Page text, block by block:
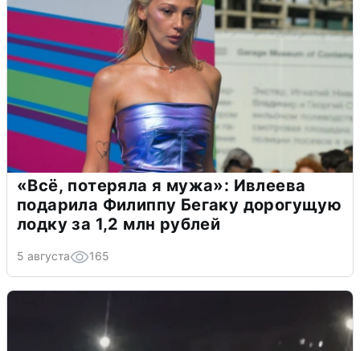
«Всё, потеряла я мужа»: Ивлеева
подарила Филиппу Бегаку дорогущую
лодку за 1,2 млн рублей
5 августа 165